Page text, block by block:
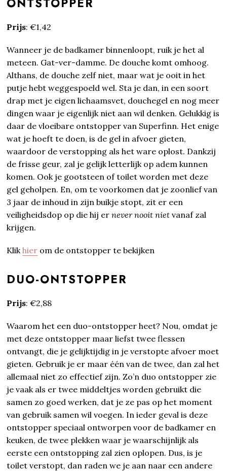
Prijs: €1,42
Wanneer je de badkamer binnenloopt, ruik je het al
meteen. Gat-ver-damme. De douche komt omhoog.
Althans, de douche zelf niet, maar wat je ooit in het
putje hebt weggespoeld wel. Sta je dan, in een soort
drap met je eigen lichaamsvet, douchegel en nog meer
dingen waar je eigenlijk niet aan wil denken. Gelukkig is
daar de vloeibare ontstopper van Superfinn. Het enige
wat je hoeft te doen, is de gel in afvoer gieten,
waardoor de verstopping als het ware oplost. Dankzij
de frisse geur, zal je gelijk letterlijk op adem kunnen
komen. Ook je gootsteen of toilet worden met deze
gel geholpen. En, om te voorkomen dat je zoonlief van
3 jaar de inhoud in zijn buikje stopt, zit er een
veiligheidsdop op die hij ernever nooit nietvanaf zal
krijgen.
Klikhier om de ontstopper te bekijken
DUO-ONTSTOPPER
Prijs: €2,88
Waarom het een duo-ontstopper heet? Nou, omdat je
met deze ontstopper maar liefst twee flessen
ontvangt, die je gelijktijdig in je verstopte afvoer moet
gieten. Gebruik je er maar één van de twee, dan zal het
allemaal niet zo effectief zijn. Zo’n duo ontstopper zie
je vaak als er twee middeltjes worden gebruikt die
samen zo goed werken, dat je ze pas op het moment
van gebruik samen wil voegen. In ieder geval is deze
ontstopper speciaal ontworpen voor de badkamer en
keuken, de twee plekken waar je waarschijnlijk als
eerste een ontstopping zal zien oplopen. Dus, is je
toilet verstopt, dan raden we je aan naar een andere